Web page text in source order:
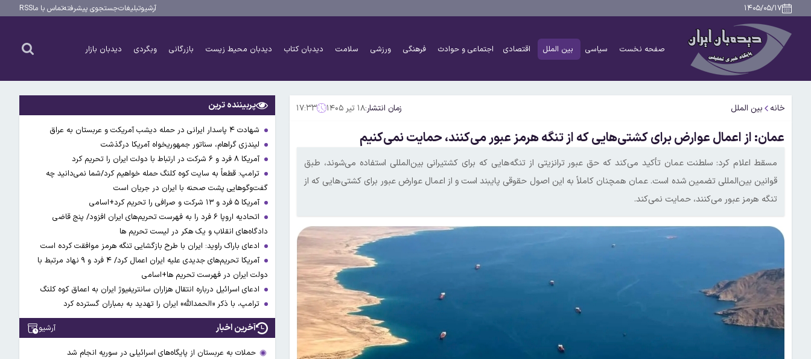
۱۴۰۵/۰۵/۱۷ آرشیوتبلیغاتجستجوی پیشرفتهتماس با ماRSS
صفحه نخست سیاسی بین الملل اقتصادی اجتماعی و حوادث فرهنگی ورزشی سلامت دیدبان کتاب دیدبان محیط زیست بازرگانی وبگردی دیدبان بازار
خانه بین الملل زمان انتشار:۱۸ تیر ۱۴۰۵ ۱۷:۳۳
عمان: از اعمال عوارض برای کشتی‌هایی که از تنگه هرمز عبور می‌کنند، حمایت نمی‌کنیم
مسقط اعلام کرد: سلطنت عمان تأکید می‌کند که حق عبور ترانزیتی از تنگه‌هایی که برای کشتیرانی بین‌المللی استفاده می‌شوند، طبق
قوانین بین‌المللی تضمین شده است. عمان همچنان کاملاً به این اصول حقوقی پایبند است و از اعمال عوارض عبور برای کشتی‌هایی که از
تنگه هرمز عبور می‌کنند، حمایت نمی‌کند.
پربیننده ترین
شهادت ۴ پاسدار ایرانی در حمله دیشب آمریکت و عربستان به عراق
لیندزی گراهام، سناتور جمهوریخواه آمریکا درگذشت
آمریکا ۸ فرد و ۶ شرکت در ارتباط با دولت ایران را تحریم کرد
ترامپ: قطعاً به سایت کوه کلنگ حمله خواهیم کرد/شما نمی‌دانید چه
گفت‌وگوهایی پشت صحنه با ایران در جریان است
آمریکا ۵ فرد و ۱۳ شرکت و صرافی را تحریم کرد+اسامی
اتحادیه اروپا ۶ فرد را به فهرست تحریم‌های ایران افزود/ پنج قاضی
دادگاه‌های انقلاب و یک هکر در لیست تحریم ها
ادعای باراک راوید: ایران با طرح بازگشایی تنگه هرمز موافقت کرده است
آمریکا تحریم‌های جدیدی علیه ایران اعمال کرد/ ۴ فرد و ۹ نهاد مرتبط با
دولت ایران در فهرست تحریم ها+اسامی
ادعای اسرائیل درباره انتقال هزاران سانتریفیوژ ایران به اعماق کوه کلنگ
ترامپ، با ذکر «الحمدالله» ایران را تهدید به بمباران گسترده کرد
آخرین اخبار آرشیو
حملات به عربستان از پایگاه‌های اسرائیلی در سوریه انجام شد